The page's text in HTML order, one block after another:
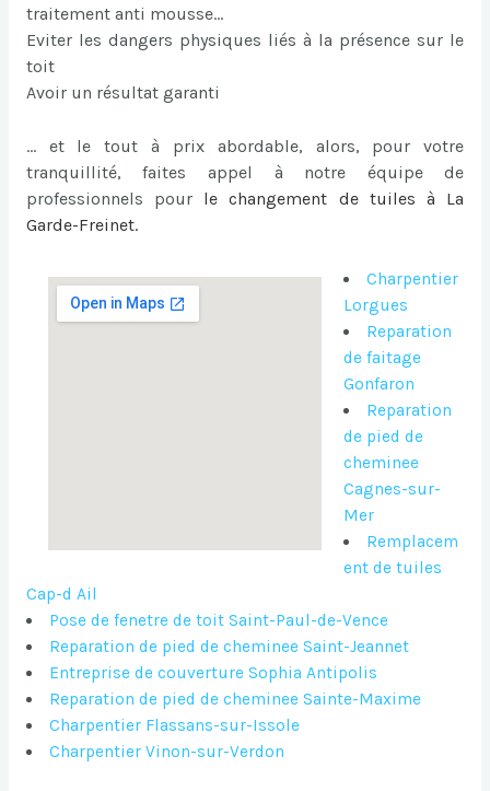
traitement anti mousse…
Eviter les dangers physiques liés à la présence sur le
toit
Avoir un résultat garanti
… et le tout à prix abordable, alors, pour votre
tranquillité, faites appel à notre équipe de
professionnels pour lechangement de tuiles à La
Garde-Freinet.
Charpentier
Lorgues
Reparation
de faitage
Gonfaron
Reparation
de pied de
cheminee
Cagnes-sur-
Mer
Remplacem
ent de tuiles
Cap-d Ail
Pose de fenetre de toit Saint-Paul-de-Vence
Reparation de pied de cheminee Saint-Jeannet
Entreprise de couverture Sophia Antipolis
Reparation de pied de cheminee Sainte-Maxime
Charpentier Flassans-sur-Issole
Charpentier Vinon-sur-Verdon